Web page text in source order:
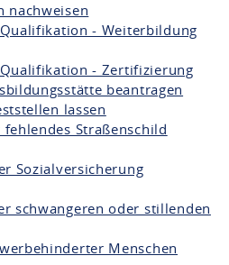
nachweisen
- Weiterbildung
- Zertifizierung
beantragen
lassen
Straßenschild
Sozialversicherung
schwangeren oder stillenden
Menschen